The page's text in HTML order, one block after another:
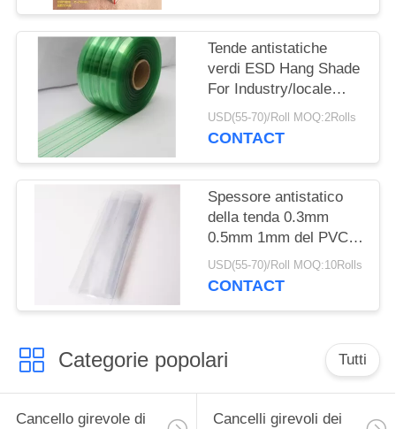
Tende antistatiche
verdi ESD Hang Shade
For Industry/locale
senza polvere del PVC
del vinile
USD(55-70)/Roll MOQ:2Rolls
CONTACT
Spessore antistatico
della tenda 0.3mm
0.5mm 1mm del PVC
dei prodotti trasparenti
SEC di ESD
USD(55-70)/Roll MOQ:10Rolls
CONTACT
Categorie popolari Tutti
Cancello girevole di
Cancelli girevoli dei